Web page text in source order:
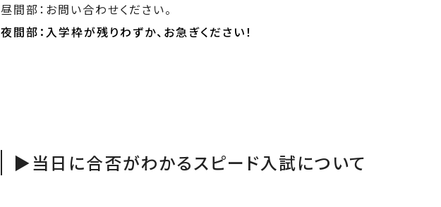
昼間部：お問い合わせください。
夜間部：入学枠が残りわずか、お急ぎください！
▶当日に合否がわかるスピード入試について